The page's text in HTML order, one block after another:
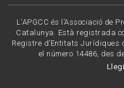
L'APGCC és l’Associació de
Catalunya. Està registrada
Registre d’Entitats
el número 14486, des